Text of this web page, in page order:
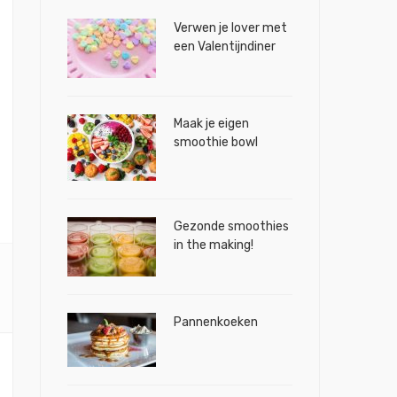
Verwen je lover met
een Valentijndiner
Maak je eigen
smoothie bowl
Gezonde smoothies
in the making!
Pannenkoeken